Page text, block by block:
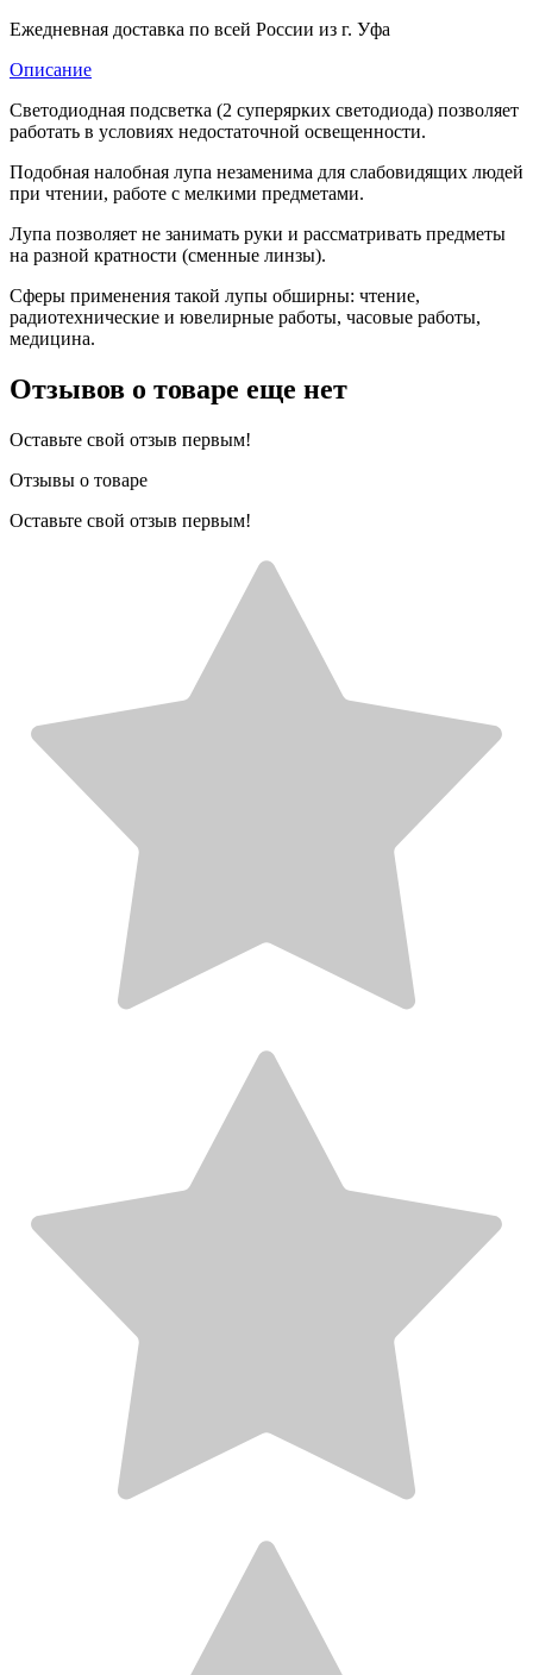
Ежедневная доставка по всей России из г. Уфа
Описание
Светодиодная подсветка (2 суперярких светодиода) позволяет
работать в условиях недостаточной освещенности.
Подобная налобная лупа незаменима для слабовидящих людей
при чтении, работе с мелкими предметами.
Лупа позволяет не занимать руки и рассматривать предметы
на разной кратности (сменные линзы).
Сферы применения такой лупы обширны: чтение,
радиотехнические и ювелирные работы, часовые работы,
медицина.
Отзывов о товаре еще нет
Оставьте свой отзыв первым!
Отзывы о товаре
Оставьте свой отзыв первым!